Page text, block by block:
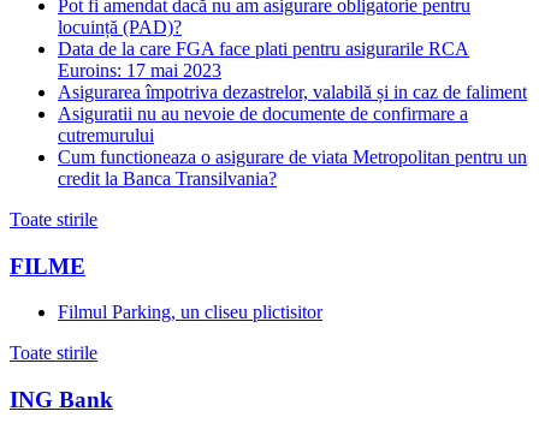
Pot fi amendat dacă nu am asigurare obligatorie pentru
locuință (PAD)?
Data de la care FGA face plati pentru asigurarile RCA
Euroins: 17 mai 2023
Asigurarea împotriva dezastrelor, valabilă și in caz de faliment
Asiguratii nu au nevoie de documente de confirmare a
cutremurului
Cum functioneaza o asigurare de viata Metropolitan pentru un
credit la Banca Transilvania?
Toate stirile
FILME
Filmul Parking, un cliseu plictisitor
Toate stirile
ING Bank